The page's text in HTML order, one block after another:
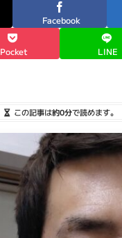
Facebook
Pocket LINE
この記事は約0分で読めます。